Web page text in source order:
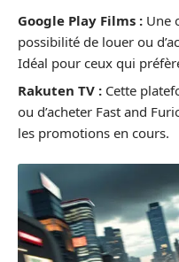
Google Play Films : Une
possibilité de louer ou
Idéal pour ceux qui
Rakuten TV : Cette
ou d’acheter Fast and
les promotions en cours.